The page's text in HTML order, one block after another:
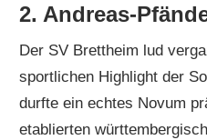
2. Andreas-
Der SV Brettheim lud
sportlichen Highlight der
durfte ein echtes Novum
etablierten